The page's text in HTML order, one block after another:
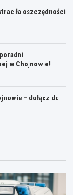
oszczędności
w Chojnowie!
– dołącz do